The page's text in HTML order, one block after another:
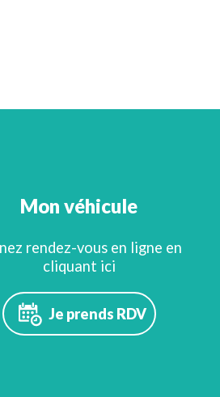
Mon véhicule
rendez-vous en ligne en
cliquant ici
Je prends RDV